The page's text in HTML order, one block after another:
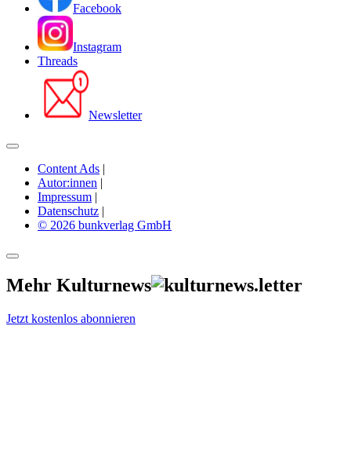
Facebook
Instagram
Threads
Newsletter
Content Ads |
Autor:innen |
Impressum |
Datenschutz |
© 2026 bunkverlag GmbH
Mehr Kulturnews
Jetzt kostenlos abonnieren